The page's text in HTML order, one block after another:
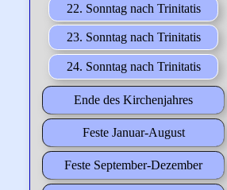
22. Sonntag nach Trinitatis
23. Sonntag nach Trinitatis
24. Sonntag nach Trinitatis
Ende des Kirchenjahres
Feste Januar-August
Feste September-Dezember